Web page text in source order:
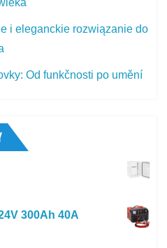
i eleganckie rozwiązanie do
Od funkčnosti po umění
300Ah 40A